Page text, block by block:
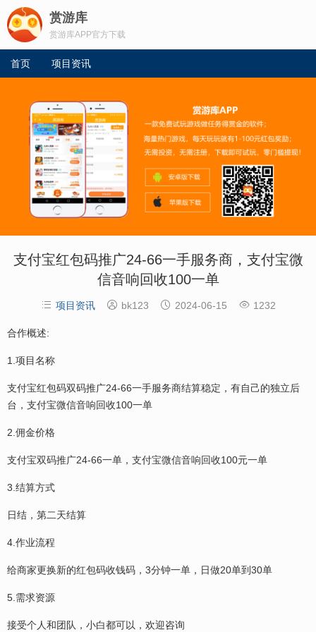
赏游库
赏游库APP官方下载
首页 项目资讯
支付宝红包码推广24-66一手服务商，支付宝微
信音响回收100一单
 项目资讯  bk123  2024-06-15  1232
合作概述:
1.项目名称
支付宝红包码双码推广24-66一手服务商结算稳定，有自己的独立后
台，支付宝微信音响回收100一单
2.佣金价格
支付宝双码推广24-66一单，支付宝微信音响回收100元一单
3.结算方式
日结，第二天结算
4.作业流程
给商家更换新的红包码收钱码，3分钟一单，日做20单到30单
5.需求资源
接受个人和团队，小白都可以，欢迎咨询